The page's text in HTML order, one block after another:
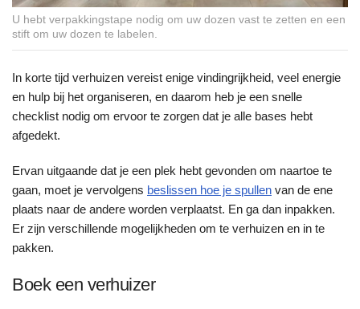
U hebt verpakkingstape nodig om uw dozen vast te zetten en een
stift om uw dozen te labelen.
In korte tijd verhuizen vereist enige vindingrijkheid, veel energie
en hulp bij het organiseren, en daarom heb je een snelle
checklist nodig om ervoor te zorgen dat je alle bases hebt
afgedekt.
Ervan uitgaande dat je een plek hebt gevonden om naartoe te
gaan, moet je vervolgens beslissen hoe je spullen van de ene
plaats naar de andere worden verplaatst. En ga dan inpakken.
Er zijn verschillende mogelijkheden om te verhuizen en in te
pakken.
Boek een verhuizer